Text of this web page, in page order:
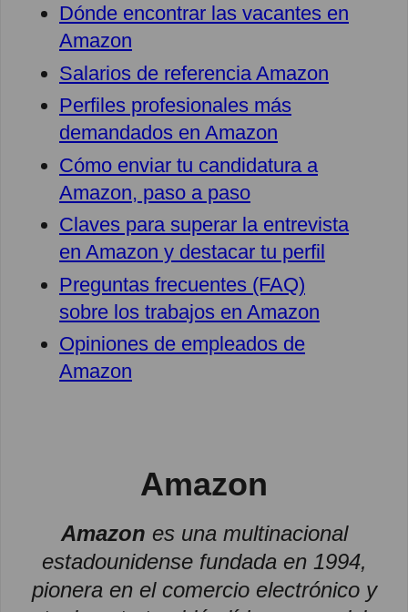
Dónde encontrar las vacantes en
Amazon
Salarios de referencia Amazon
Perfiles profesionales más
demandados en Amazon
Cómo enviar tu candidatura a
Amazon, paso a paso
Claves para superar la entrevista
en Amazon y destacar tu perfil
Preguntas frecuentes (FAQ)
sobre los trabajos en Amazon
Opiniones de empleados de
Amazon
Amazon
Amazon es una multinacional
estadounidense fundada en 1994,
pionera en el comercio electrónico y